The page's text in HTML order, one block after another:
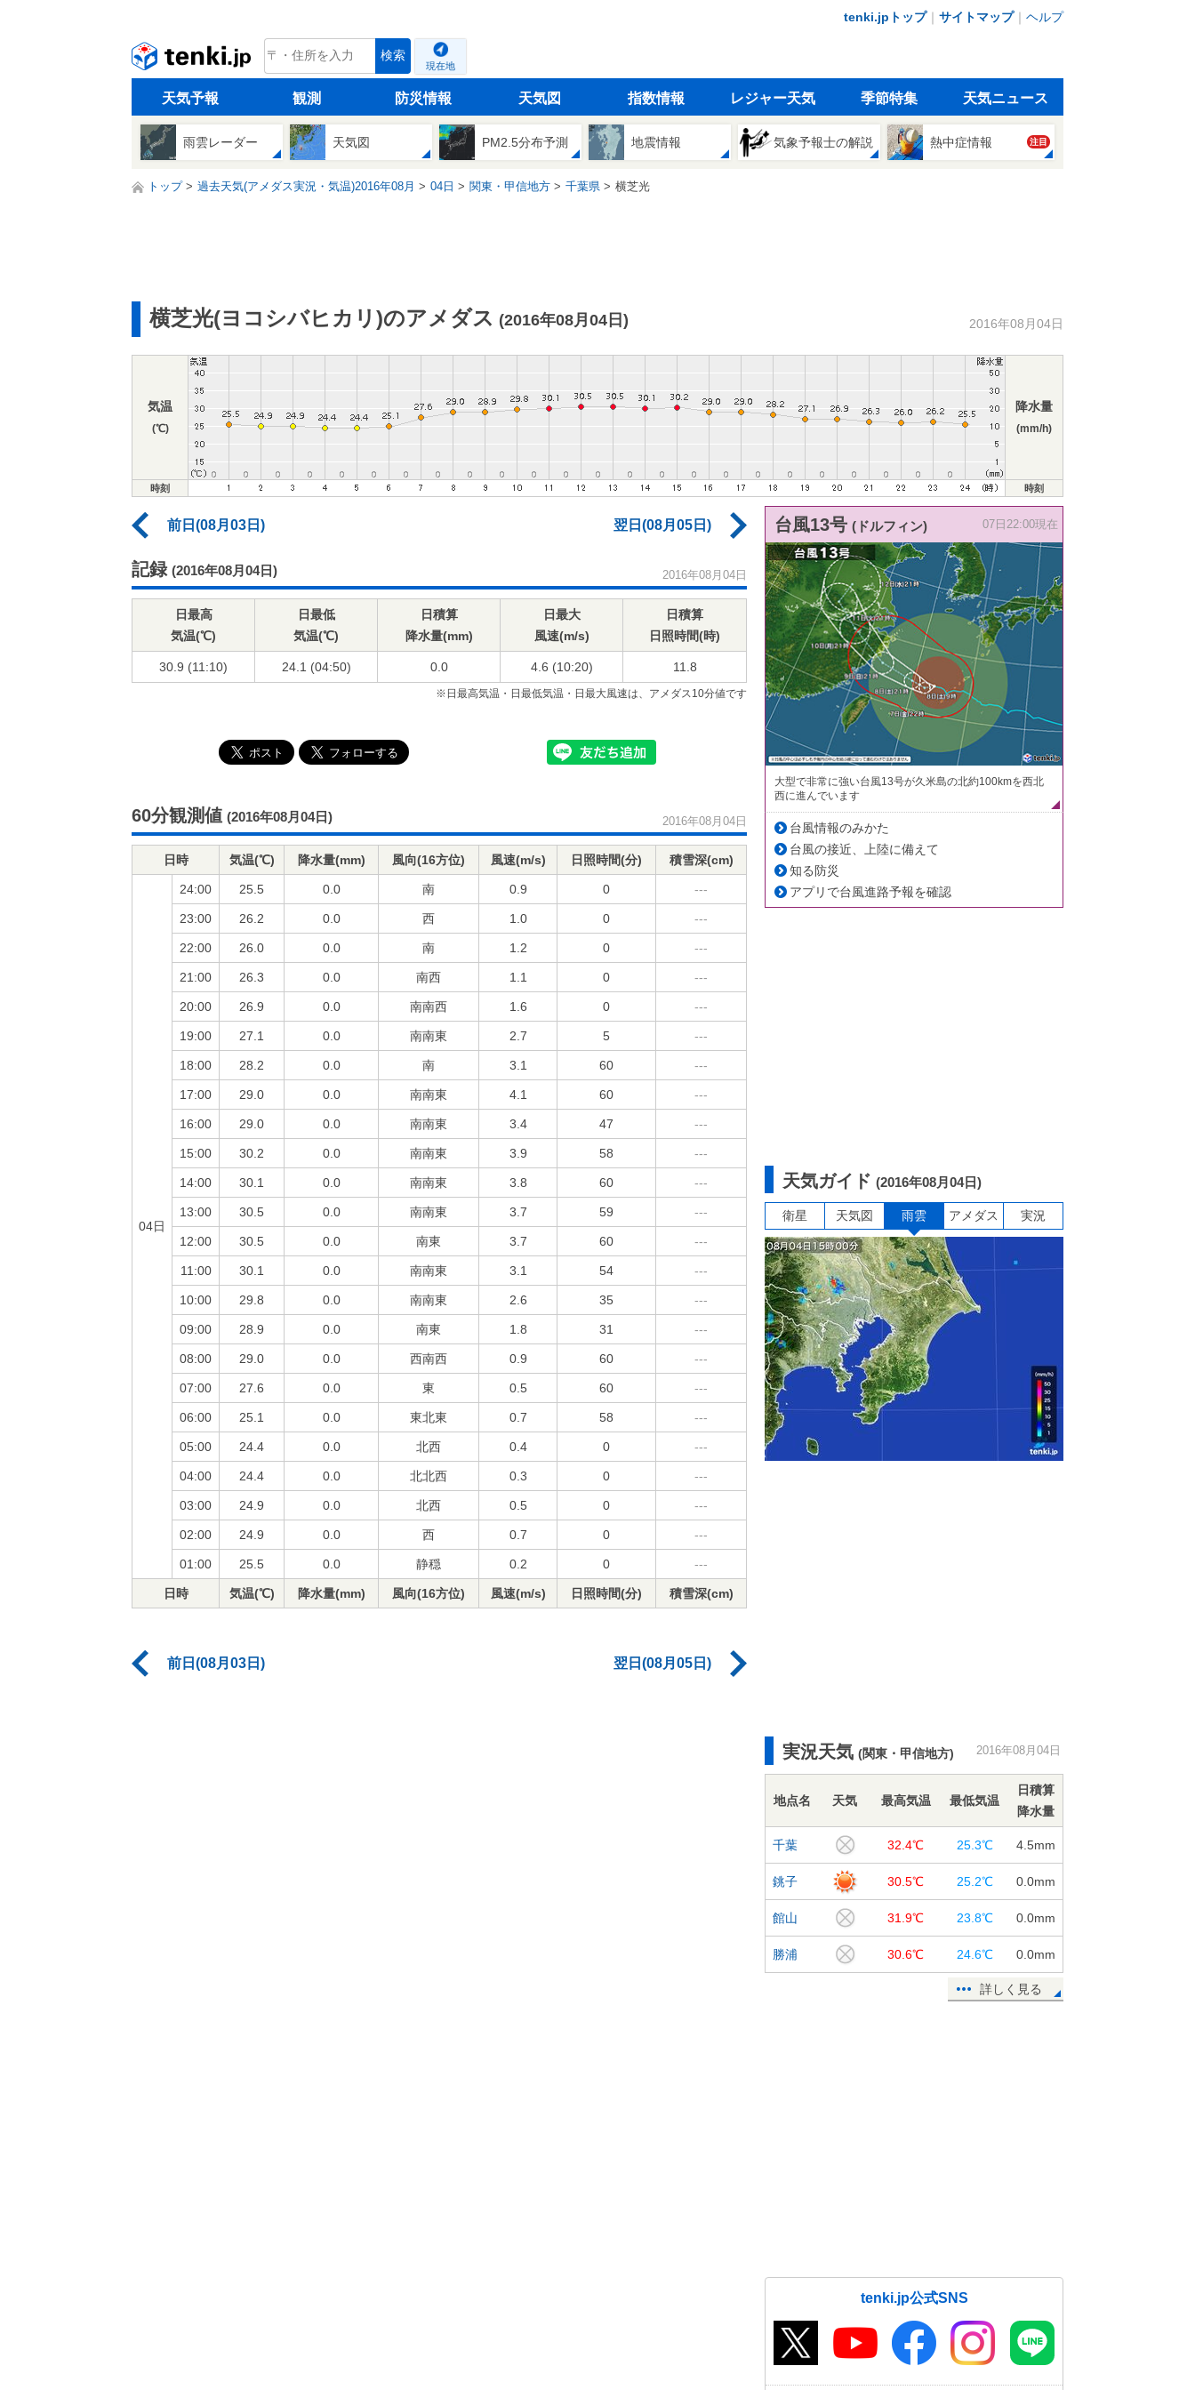
tenki.jpトップ｜ サイトマップ｜ ヘルプ
tenki.jp 検索
現在地
天気予報 観測 防災情報 天気図 指数情報 レジャー天気 季節特集 天気ニュース
雨雲レーダー 天気図 PM2.5分布予測 地震情報 気象予報士の解説 熱中症情報 注目
トップ 過去天気(アメダス実況・気温)2016年08月 04日 関東・甲信地方 千葉県 横芝光
横芝光(ヨコシバヒカリ)のアメダス (2016年08月04日) 2016年08月04日
気温
(℃)
降水量
(mm/h)
時刻 時刻
前日(08月03日) 翌日(08月05日)
記録 (2016年08月04日) 2016年08月04日
日最高
気温(℃)
日最低
気温(℃)
日積算
降水量(mm)
日最大
風速(m/s)
日積算
日照時間(時)
30.9 (11:10) 24.1 (04:50) 0.0 4.6 (10:20) 11.8
※日最高気温・日最低気温・日最大風速は、アメダス10分値です
60分観測値 (2016年08月04日) 2016年08月04日
日時 気温(℃) 降水量(mm) 風向(16方位) 風速(m/s) 日照時間(分) 積雪深(cm)
04日
24:00 25.5 0.0 南 0.9 0 ---
23:00 26.2 0.0 西 1.0 0 ---
22:00 26.0 0.0 南 1.2 0 ---
21:00 26.3 0.0 南西 1.1 0 ---
20:00 26.9 0.0 南南西 1.6 0 ---
19:00 27.1 0.0 南南東 2.7 5 ---
18:00 28.2 0.0 南 3.1 60 ---
17:00 29.0 0.0 南南東 4.1 60 ---
16:00 29.0 0.0 南南東 3.4 47 ---
15:00 30.2 0.0 南南東 3.9 58 ---
14:00 30.1 0.0 南南東 3.8 60 ---
13:00 30.5 0.0 南南東 3.7 59 ---
12:00 30.5 0.0 南東 3.7 60 ---
11:00 30.1 0.0 南南東 3.1 54 ---
10:00 29.8 0.0 南南東 2.6 35 ---
09:00 28.9 0.0 南東 1.8 31 ---
08:00 29.0 0.0 西南西 0.9 60 ---
07:00 27.6 0.0 東 0.5 60 ---
06:00 25.1 0.0 東北東 0.7 58 ---
05:00 24.4 0.0 北西 0.4 0 ---
04:00 24.4 0.0 北北西 0.3 0 ---
03:00 24.9 0.0 北西 0.5 0 ---
02:00 24.9 0.0 西 0.7 0 ---
01:00 25.5 0.0 静穏 0.2 0 ---
日時 気温(℃) 降水量(mm) 風向(16方位) 風速(m/s) 日照時間(分) 積雪深(cm)
前日(08月03日) 翌日(08月05日)
台風13号 (ドルフィン) 07日22:00現在
大型で非常に強い台風13号が久米島の北約100kmを西北
西に進んでいます
台風情報のみかた
台風の接近、上陸に備えて
知る防災
アプリで台風進路予報を確認
天気ガイド (2016年08月04日)
衛星 天気図 雨雲 アメダス 実況
実況天気 (関東・甲信地方) 2016年08月04日
地点名 天気 最高気温 最低気温
日積算
降水量
千葉 32.4℃ 25.3℃ 4.5mm
銚子 30.5℃ 25.2℃ 0.0mm
館山 31.9℃ 23.8℃ 0.0mm
勝浦 30.6℃ 24.6℃ 0.0mm
詳しく見る
tenki.jp公式SNS